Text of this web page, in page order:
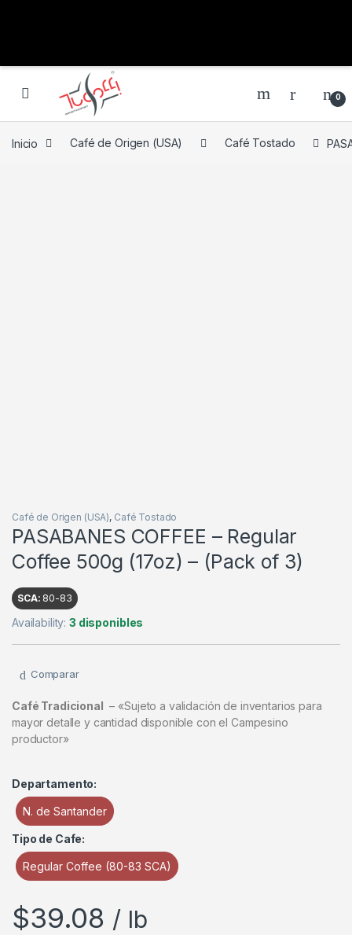
0
Inicio Café de Origen (USA) Café Tostado
Café de Origen (USA), Café Tostado
PASABANES COFFEE – Regular
Coffee 500g (17oz) – (Pack of 3)
SCA: 80-83
Availability:3 disponibles
Comparar
Café Tradicional – «Sujeto a validación de inventarios para
mayor detalle y cantidad disponible con el Campesino
productor»
Departamento:
N. de Santander
Tipo de Cafe:
Regular Coffee (80-83 SCA)
$39.08 / lb